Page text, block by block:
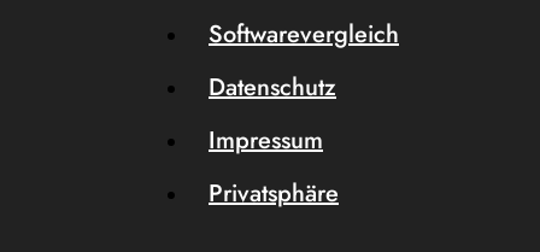
Softwarevergleich
Datenschutz
Impressum
Privatsphäre